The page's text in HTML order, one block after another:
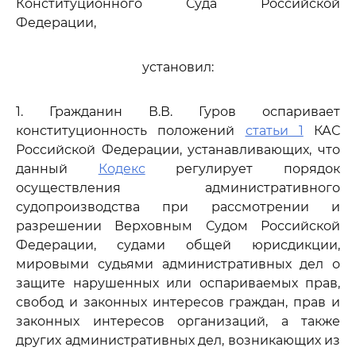
Конституционного Суда Российской
Федерации,
установил:
1. Гражданин В.В. Гуров оспаривает
конституционность положений статьи 1 КАС
Российской Федерации, устанавливающих, что
данный
Кодексрегулирует порядок
осуществления административного
судопроизводства при рассмотрении и
разрешении Верховным Судом Российской
Федерации, судами общей юрисдикции,
мировыми судьями административных дел о
защите нарушенных или оспариваемых прав,
свобод и законных интересов граждан, прав и
законных интересов организаций, а также
других административных дел, возникающих из